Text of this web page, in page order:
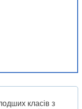
класів з